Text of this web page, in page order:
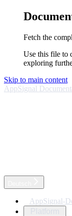
Fetch the
Use this file to
exploring
Skip to main content
AppSignal
AppSignal-